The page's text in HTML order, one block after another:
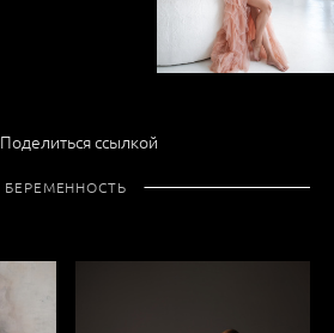
Поделиться ссылкой
БЕРЕМЕННОСТЬ